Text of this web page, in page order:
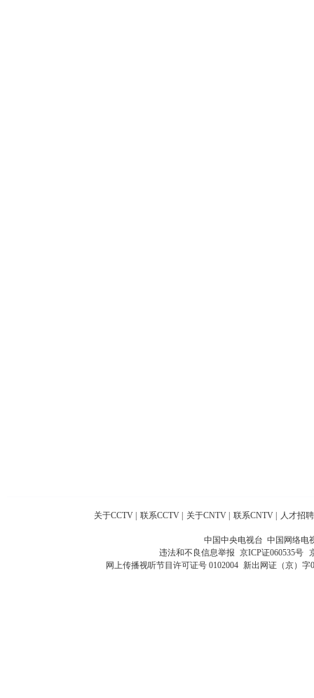
关于CCTV 联系CCTV 关于CNTV 联系CNTV 人才招聘
中国中央电视台 中国网络电
违法和不良信息举报 京ICP证060535号
网上传播视听节目许可证号 0102004 新出网证（京）